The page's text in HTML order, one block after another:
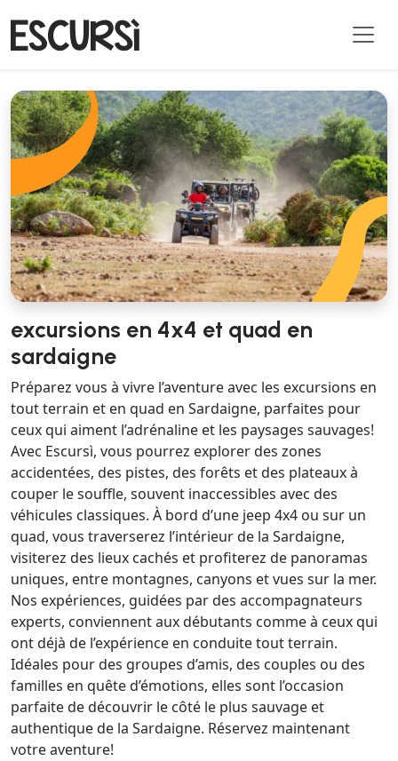
excursions en 4x4 et quad en
sardaigne
Préparez vous à vivre l’aventure avec les excursions en
tout terrain et en quad en Sardaigne, parfaites pour
ceux qui aiment l’adrénaline et les paysages sauvages!
Avec Escursì, vous pourrez explorer des zones
accidentées, des pistes, des forêts et des plateaux à
couper le souffle, souvent inaccessibles avec des
véhicules classiques. À bord d’une jeep 4x4 ou sur un
quad, vous traverserez l’intérieur de la Sardaigne,
visiterez des lieux cachés et profiterez de panoramas
uniques, entre montagnes, canyons et vues sur la mer.
Nos expériences, guidées par des accompagnateurs
experts, conviennent aux débutants comme à ceux qui
ont déjà de l’expérience en conduite tout terrain.
Idéales pour des groupes d’amis, des couples ou des
familles en quête d’émotions, elles sont l’occasion
parfaite de découvrir le côté le plus sauvage et
authentique de la Sardaigne. Réservez maintenant
votre aventure!